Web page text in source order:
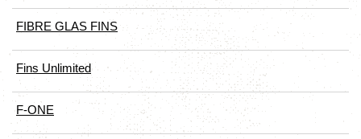
FIBRE GLAS FINS
Fins Unlimited
F-ONE